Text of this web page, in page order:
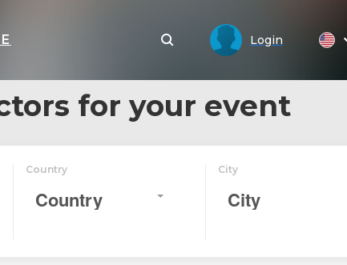
Login
for your event
Country
Country
City
City